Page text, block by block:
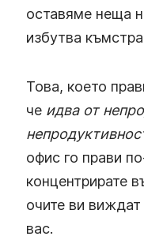
оставяме неща
избутва
Това, което
че идва от
офис го прави
концентрирате
очите ви
вас.